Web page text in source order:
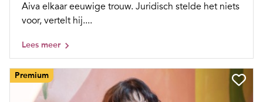
Aiva elkaar eeuwige trouw. Juridisch stelde het niets
voor, vertelt hij....
Lees meer
Premium